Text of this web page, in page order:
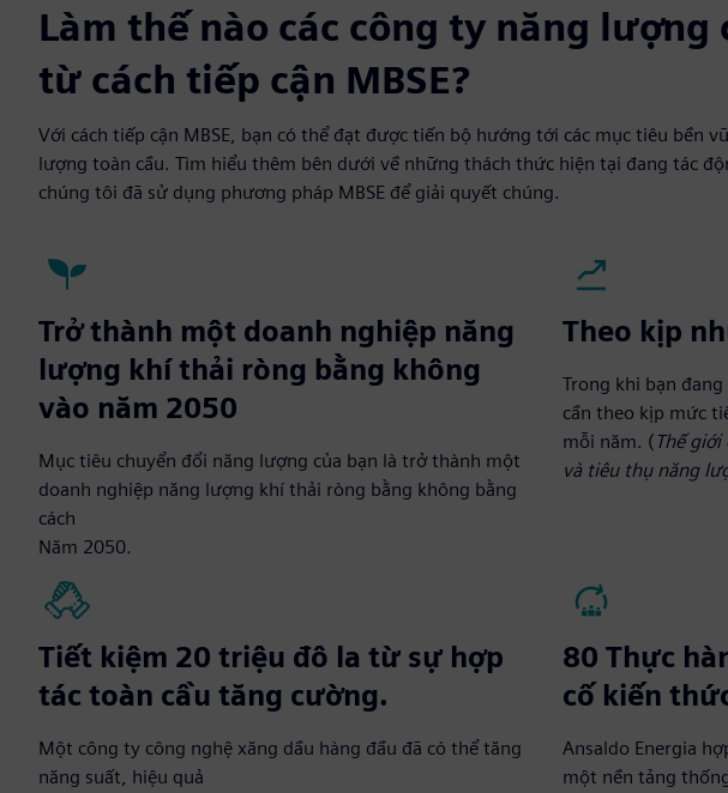
Làm thế nào các công ty năng
từ cách tiếp cận MBSE?
Với cách tiếp cận MBSE, bạn có thể đạt được tiến bộ hướng tới các mục tiêu bền
lượng toàn cầu. Tìm hiểu thêm bên dưới về những thách thức hiện tại đang tác
chúng tôi đã sử dụng phương pháp MBSE để giải quyết chúng.
Trở thành một doanh nghiệp năng
lượng khí thải ròng bằng không
vào năm 2050
Mục tiêu chuyển đổi năng lượng của bạn là trở thành một
doanh nghiệp năng lượng khí thải ròng bằng không bằng
cách
Năm 2050.
Theo kịp
Trong khi bạn
cần theo kịp mức
mỗi năm. ( Thế
và tiêu thụ năng
Tiết kiệm 20 triệu đô la từ sự hợp
tác toàn cầu tăng cường.
Một công ty công nghệ xăng dầu hàng đầu đã có thể tăng
năng suất, hiệu quả
80 Thực
cố kiến
Ansaldo Energia
một nền tảng